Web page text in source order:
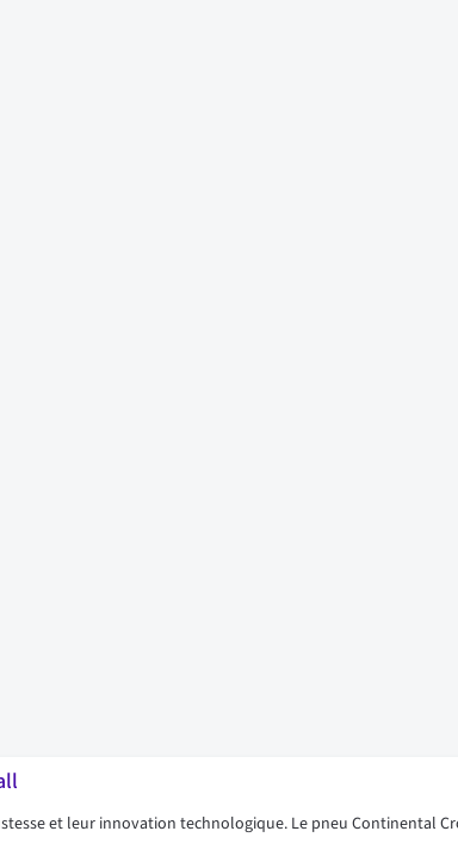
et leur innovation technologique. Le pneu Continental